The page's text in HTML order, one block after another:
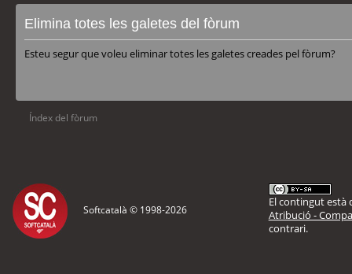
Elimina totes les galetes del fòrum
Esteu segur que voleu eliminar totes les galetes creades pel fòrum?
Índex del fòrum
Softcatalà © 1998-2026
El contingut està
Atribució -
contrari.